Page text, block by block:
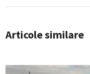
Articole similare